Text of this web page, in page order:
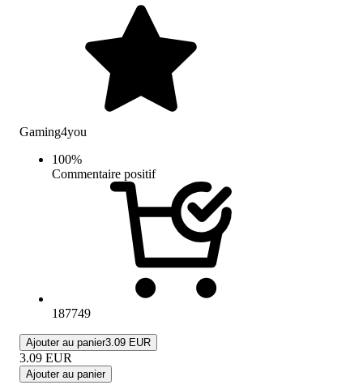
Gaming4you
100%
Commentaire positif
187749
Ajouter au panier3.09 EUR
3.09 EUR
Ajouter au panier